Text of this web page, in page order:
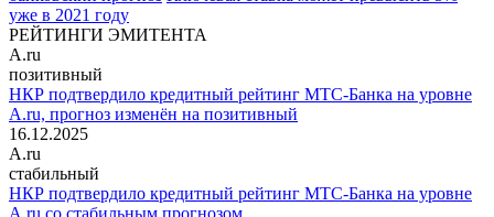
уже в 2021 году
РЕЙТИНГИ ЭМИТЕНТА
A.ru
позитивный
НКР подтвердило кредитный рейтинг МТС-Банка на уровне
A.ru, прогноз изменён на позитивный
16.12.2025
A.ru
стабильный
НКР подтвердило кредитный рейтинг МТС-Банка на уровне
A.ru со стабильным прогнозом